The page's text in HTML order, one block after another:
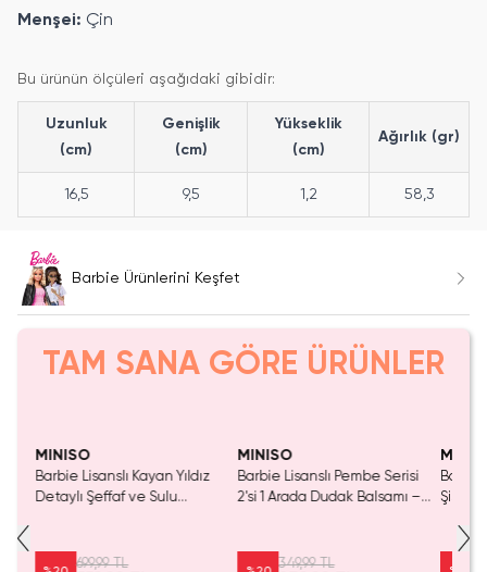
Menşei: Çin
Bu ürünün ölçüleri aşağıdaki gibidir:
Uzunluk
(cm)
Genişlik
(cm)
Yükseklik
(cm)
Ağırlık (gr)
16,5 9,5 1,2 58,3
Barbie Ürünlerini Keşfet
TAM SANA GÖRE ÜRÜNLER
MINISO
Barbie Lisanslı Kayan Yıldız
Detaylı Şeffaf ve Sulu
699,99 TL
MINISO
Barbie Lisanslı Pembe Serisi
2'si 1 Arada Dudak Balsamı –
349,99 TL
Barbie
Şişe –